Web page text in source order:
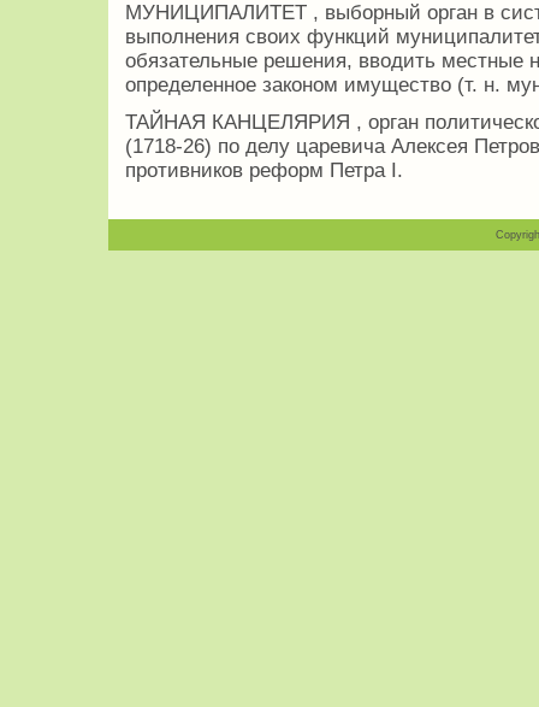
МУНИЦИПАЛИТЕТ , выборный орган в
выполнения своих функций
обязательные решения, вводить местные
определенное законом имущество (т. н.
ТАЙНАЯ КАНЦЕЛЯРИЯ , орган
(1718-26) по делу царевича Алексея
противников реформ Петра I.